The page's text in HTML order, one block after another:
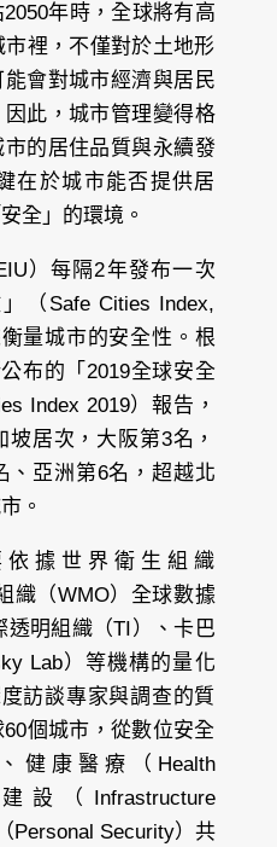
年時，全球將有高
裡，不僅對於土地形
會對城市經濟與居民
此，城市管理變得格
的居住品質與永續發
在於城市能否提供居
全」的環境。
）每隔2年發布一次
（Safe Cities Index,
量城市的安全性。 根
布的「2019全球安全
Index 2019）報告，
居次，大阪第3名，
、亞洲第6名，超越北
。
據世界衛生組織
織（WMO）全球數據
透明組織（TI）、卡巴
Lab）等機構的量化
訪談專家與調查的質
個城市，從數位安全
、健康醫療（Health
設（Infrastructure
Personal Security）共